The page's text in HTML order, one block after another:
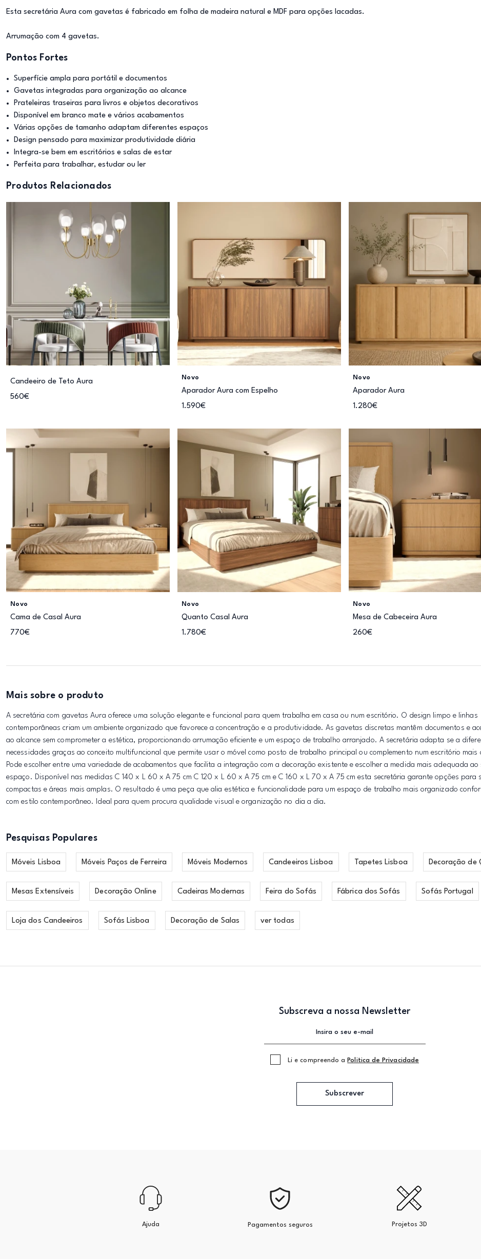
Esta secretária Aura com gavetas é fabricado em folha de madeira natural e MDF para opções lacadas.
Arrumação com 4 gavetas.
Pontos Fortes
Superfície ampla para portátil e documentos
Gavetas integradas para organização ao alcance
Prateleiras traseiras para livros e objetos decorativos
Disponível em branco mate e vários acabamentos
Várias opções de tamanho adaptam diferentes espaços
Design pensado para maximizar produtividade diária
Integra-se bem em escritórios e salas de estar
Perfeita para trabalhar, estudar ou ler
Produtos Relacionados
Candeeiro de Teto Aura
560€
Novo
Aparador Aura com Espelho
1.590€
Novo
Aparador Aura
1.280€
Novo
Cama de Casal Aura
770€
Novo
Quanto Casal Aura
1.780€
Novo
Mesa de Cabeceira Aura
260€
Mais sobre o produto
A secretária com gavetas Aura oferece uma solução elegante e funcional para quem trabalha em casa ou num escritório. O design limpo e linhas
contemporâneas criam um ambiente organizado que favorece a concentração e a produtividade. As gavetas discretas mantêm documentos e
ao alcance sem comprometer a estética, proporcionando arrumação eficiente e um espaço de trabalho arranjado. A secretária adapta se a
necessidades graças ao conceito multifuncional que permite usar o móvel como posto de trabalho principal ou complemento num escritório mais
Pode escolher entre uma variedade de acabamentos que facilita a integração com a decoração existente e escolher a medida mais adequada ao
espaço. Disponível nas medidas C 140 x L 60 x A 75 cm C 120 x L 60 x A 75 cm e C 160 x L 70 x A 75 cm esta secretária garante opções para
compactas e áreas mais amplas. O resultado é uma peça que alia estética e funcionalidade para um espaço de trabalho mais organizado
com estilo contemporâneo. Ideal para quem procura qualidade visual e organização no dia a dia.
Pesquisas Populares
Móveis Lisboa Móveis Paços de Ferreira Móveis Modernos Candeeiros Lisboa Tapetes Lisboa Decoração de
Mesas Extensíveis Decoração Online Cadeiras Modernas Feira do Sofás Fábrica dos Sofás Sofás Portugal
Loja dos Candeeiros Sofás Lisboa Decoração de Salas ver todas
Subscreva a nossa Newsletter
Li e compreendo a Politica de Privacidade
Subscrever
Ajuda Pagamentos seguros Projetos 3D